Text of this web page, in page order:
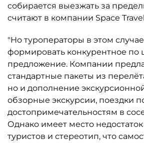
собирается выезжать за
считают в компании Space
"Но туроператоры в этом
формировать конкурентное по
предложение. Компании
стандартные пакеты из
но и дополнение
обзорные экскурсии, поездки
достопримечательностям в
Однако имеет место
туристов и стереотип, что